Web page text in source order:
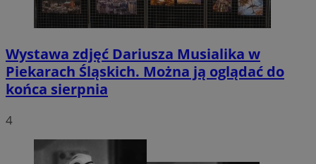
Wystawa zdjęć Dariusza Musialika w
Piekarach Śląskich. Można ją oglądać do
końca sierpnia
4